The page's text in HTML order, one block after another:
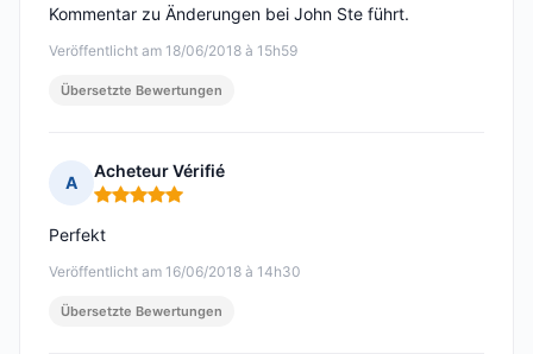
Veröffentlicht am 18/06/2018 à 15h59
Kommentar zu Änderungen bei John Ste führt.
Übersetzte Bewertungen
A
Acheteur Vérifié
Hinweis: 5 von 5
Veröffentlicht am 16/06/2018 à 14h30
Perfekt
Übersetzte Bewertungen